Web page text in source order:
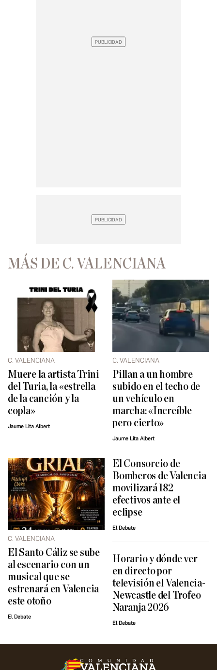
MÁS DE C. VALENCIANA
C. VALENCIANA
Muere la artista Trini
del Turia, la «estrella
de la canción y la
copla»
Jaume Lita Albert
C. VALENCIANA
Pillan a un hombre
subido en el techo de
un vehículo en
marcha: «Increíble
pero cierto»
Jaume Lita Albert
C. VALENCIANA
El Santo Cáliz se sube
al escenario con un
musical que se
estrenará en Valencia
este otoño
El Debate
El Consorcio de
Bomberos de Valencia
movilizará 182
efectivos ante el
eclipse
El Debate
Horario y dónde ver
en directo por
televisión el Valencia-
Newcastle del Trofeo
Naranja 2026
El Debate